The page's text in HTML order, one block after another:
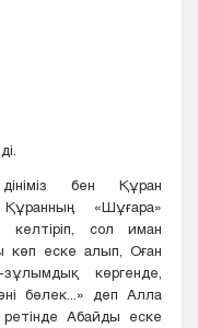
бен Құран
«Шұғара»
сол иман
көп еске алып, Оған
көргенде,
бөлек...» деп Алла
Абайды еске